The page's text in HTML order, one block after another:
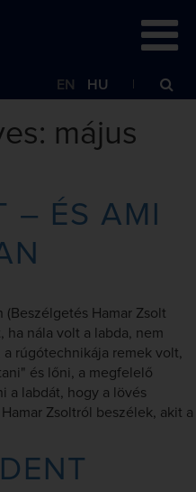
EN HU
május
– ÉS AMI
Hamar Zsolt
ha nála volt a labda, nem
rúgótechnikája remek volt,
és lőni, a megfelelő
a labdát, hogy a lövés
Zsoltról beszélek, akit a